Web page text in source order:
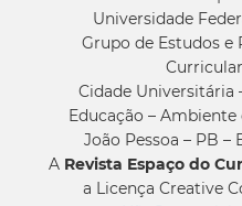
Universidade
Grupo de Estudos e
Cidade Universitária
Educação – Ambiente
João Pessoa – PB –
A Revista Espaço do
a Licença Creative